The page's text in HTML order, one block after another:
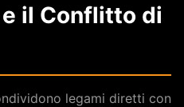
il Conflitto di
legami diretti con